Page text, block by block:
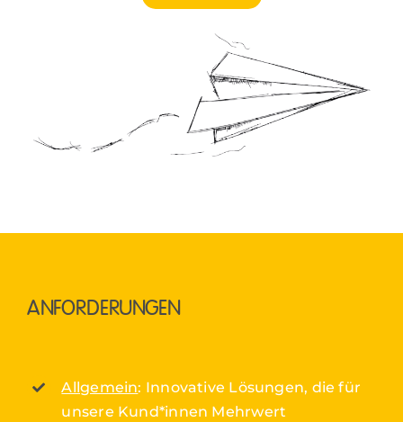
ANFORDERUNGEN
Allgemein: Innovative Lösungen, die für
unsere Kund*innen Mehrwert